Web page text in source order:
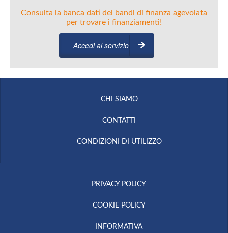
Consulta la banca dati dei bandi di finanza agevolata
per trovare i finanziamenti!
Accedi al servizio
CHI SIAMO
CONTATTI
CONDIZIONI DI UTILIZZO
PRIVACY POLICY
COOKIE POLICY
INFORMATIVA